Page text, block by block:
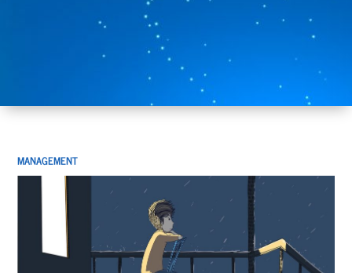
MANAGEMENT